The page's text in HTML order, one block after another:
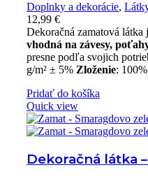
Doplnky a dekorácie,
12,99 €
Dekoračná zamatová
vhodná na závesy,
presne podľa svojich
g/m² ± 5% Zloženie:
Pridať do košíka
Quick view
Dekoračná látka